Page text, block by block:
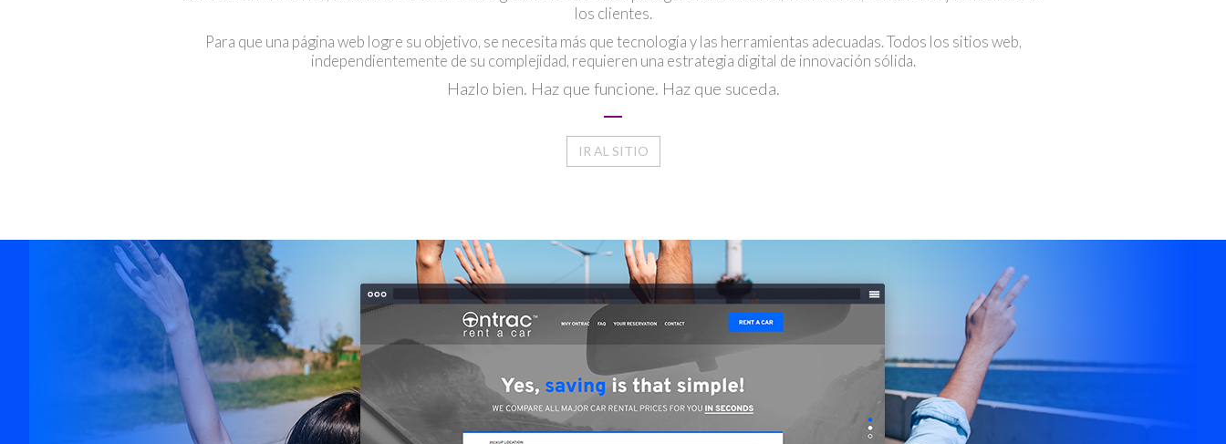
los clientes.
Para que una página web logre su objetivo, se necesita más que tecnología y las herramientas adecuadas. Todos los sitios web,
independientemente de su complejidad, requieren una estrategia digital de innovación sólida.
Hazlo bien. Haz que funcione. Haz que suceda.
IR AL SITIO